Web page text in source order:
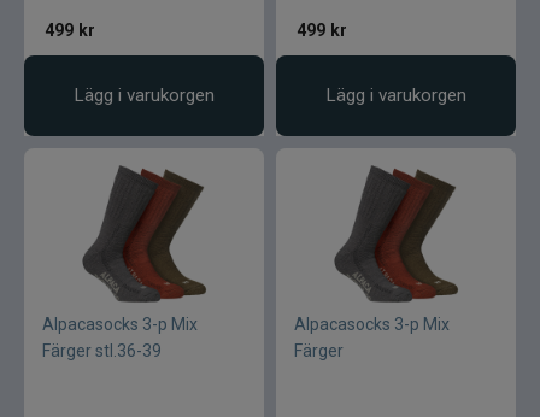
499 kr
Lägg i varukorgen
499 kr
Lägg i varukorgen
Alpacasocks 3-p Mix
Färger stl.36-39
Alpacasocks 3-p Mix
Färger